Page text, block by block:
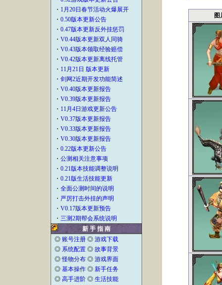
・ 1月20日春节活动火爆展开
・0.50版本更新公告
・0.47版本更新反外挂惩罚
・V0.44版本更新双人同骑
・V0.43版本领取经验赔偿
・V0.42版本更新离线托管
・ 11月21日 版本更新
・剑网2近期开发功能简述
・V0.40版本更新报告
・V0.39版本更新报告
・ 11月4日游戏更新公告
・V0.37版本更新报告
・V0.33版本更新报告
・V0.30版本更新报告
・0.22版本更新公告
・公测相关注意事项
・0.21版本技能调整说明
・0.21版生活技能更新
・全面公测时间的说明
・ 严厉打击外挂的声明
・V0.17版本更新预告
・三测2期帮会系统说明
新 手 指 南
◎账号注册 ◎游戏下载
◎ 系统配置 ◎故事背景
◎怪物分布 ◎游戏界面
◎基本操作 ◎新手任务
◎高手进阶 ◎生活技能
图